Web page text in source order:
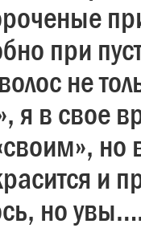
при
не
я в свое
но
и
но